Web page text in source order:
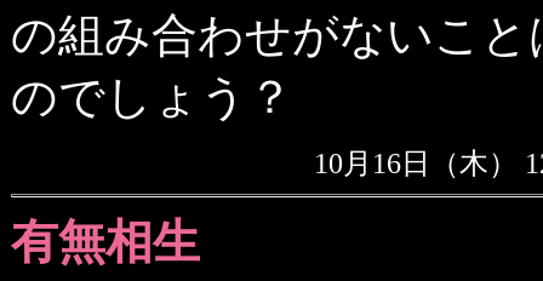
の組み合わせがないこ
のでしょう？
10月16日（木
有無相生